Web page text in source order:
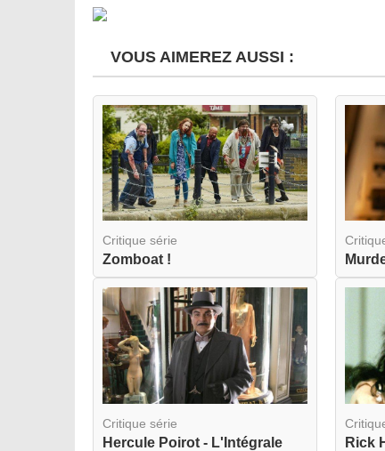
VOUS AIMEREZ AUSSI :
Critique série
Zomboat !
Critique série
Hercule Poirot - L'Intégrale Rick